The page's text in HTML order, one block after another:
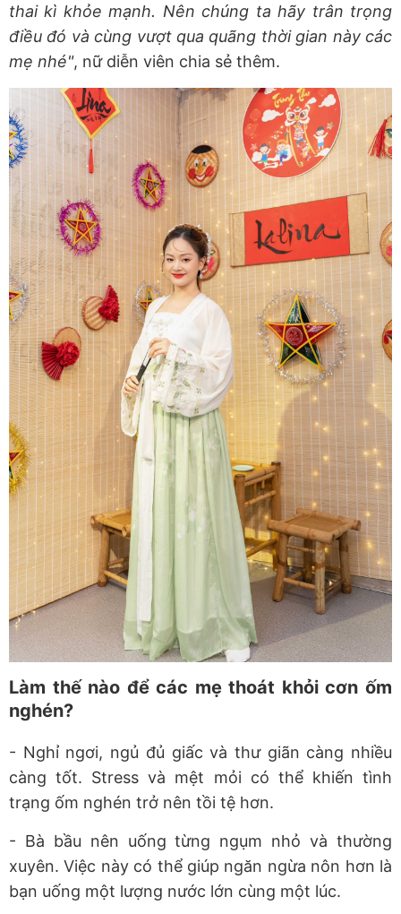
thai kì khỏe mạnh. Nên chúng ta hãy trân trọng
điều đó và cùng vượt qua quãng thời gian này các
mẹ nhé", nữ diễn viên chia sẻ thêm.
Làm thế nào để các mẹ thoát khỏi cơn ốm
nghén?
- Nghỉ ngơi, ngủ đủ giấc và thư giãn càng nhiều
càng tốt. Stress và mệt mỏi có thể khiến tình
trạng ốm nghén trở nên tồi tệ hơn.
- Bà bầu nên uống từng ngụm nhỏ và thường
xuyên. Việc này có thể giúp ngăn ngừa nôn hơn là
bạn uống một lượng nước lớn cùng một lúc.